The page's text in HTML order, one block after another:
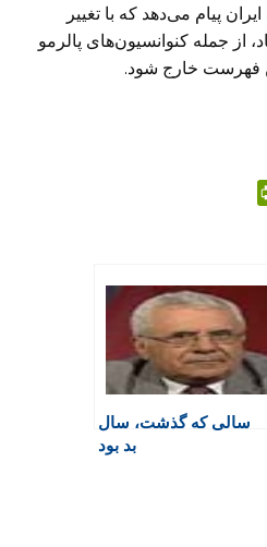
پیام می‌دهد که با تغییر
از جمله کنوانسیون‌های پالرمو
فهرست خارج شود.
r
i
e
nسالی که گذشت، سال
بد بود